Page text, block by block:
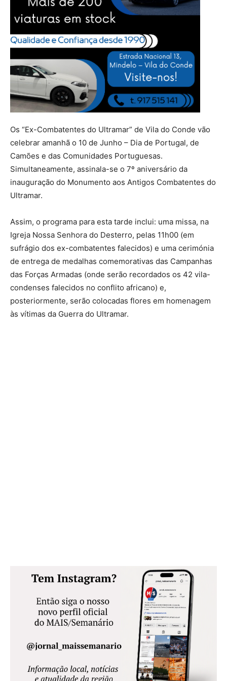
Os “Ex-Combatentes do Ultramar” de Vila do Conde vão
celebrar amanhã o 10 de Junho – Dia de Portugal, de
Camões e das Comunidades Portuguesas.
Simultaneamente, assinala-se o 7º aniversário da
inauguração do Monumento aos Antigos Combatentes do
Ultramar.
Assim, o programa para esta tarde inclui: uma missa, na
Igreja Nossa Senhora do Desterro, pelas 11h00 (em
sufrágio dos ex-combatentes falecidos) e uma cerimónia
de entrega de medalhas comemorativas das Campanhas
das Forças Armadas (onde serão recordados os 42 vila-
condenses falecidos no conflito africano) e,
posteriormente, serão colocadas flores em homenagem
às vítimas da Guerra do Ultramar.